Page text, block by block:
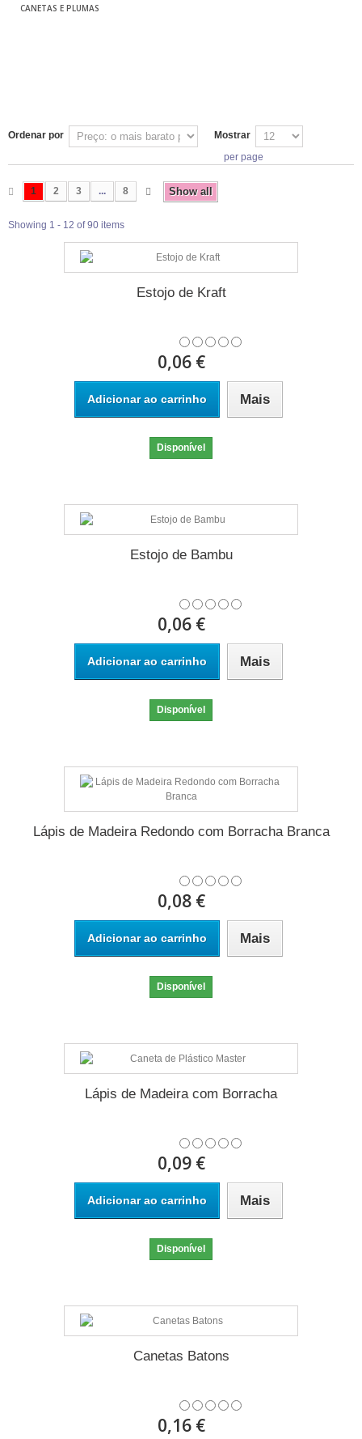
CANETAS E PLUMAS
Ordenar por
Mostrar
per page
Show all
1 2 3 ... 8
Showing 1 - 12 of 90 items
Estojo de Kraft
0,06 €
Adicionar ao carrinho Mais
Disponível
Estojo de Bambu
0,06 €
Adicionar ao carrinho Mais
Disponível
Lápis de Madeira Redondo com Borracha Branca
0,08 €
Adicionar ao carrinho Mais
Disponível
Lápis de Madeira com Borracha
0,09 €
Adicionar ao carrinho Mais
Disponível
Canetas Batons
0,16 €